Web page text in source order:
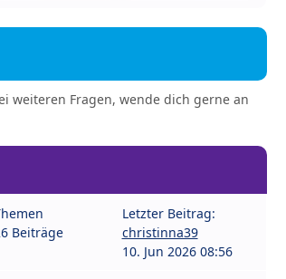
weiteren Fragen, wende dich gerne an
Beiträge
Letzter Beitrag:
christinna39
10. Jun 2026 08:56